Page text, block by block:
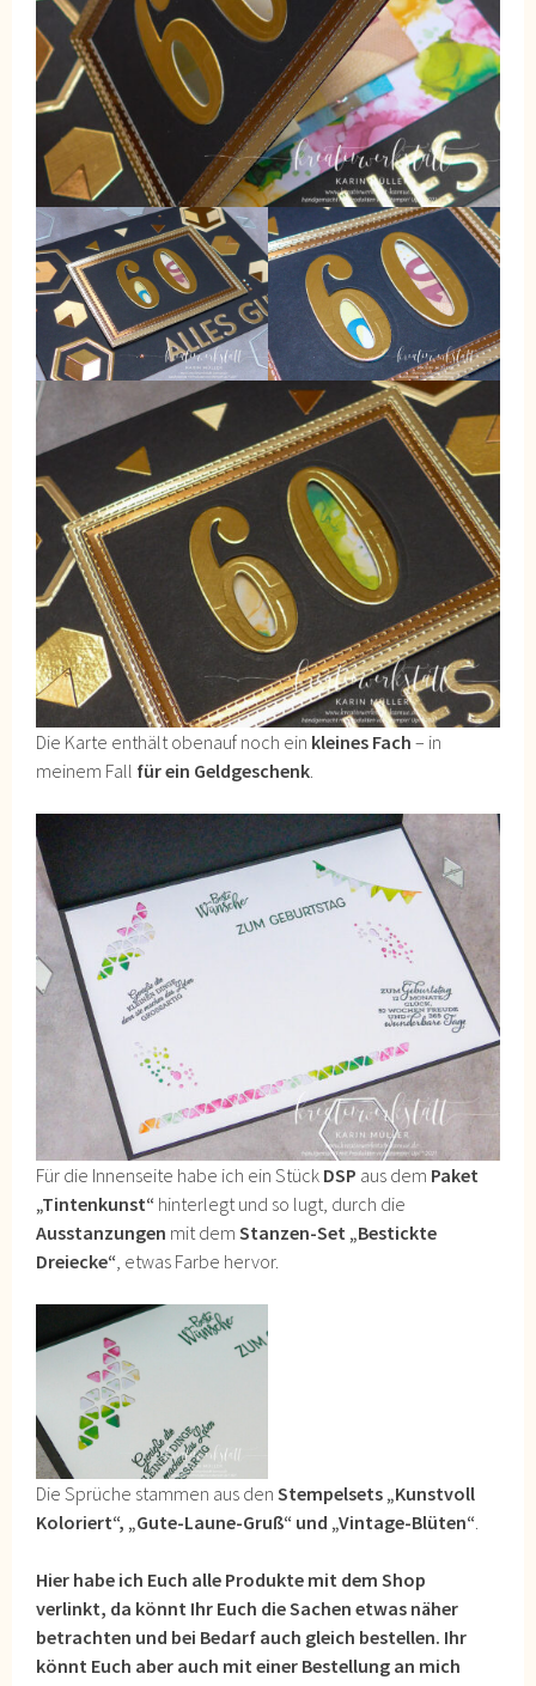
Die Karte enthält obenauf noch ein kleines Fach – in
meinem Fall für ein Geldgeschenk.
Für die Innenseite habe ich ein Stück DSP aus dem Paket
„Tintenkunst“ hinterlegt und so lugt, durch die
Ausstanzungen mit demStanzen-Set „Bestickte
Dreiecke“, etwas Farbe hervor.
Die Sprüche stammen aus den Stempelsets „Kunstvoll
Koloriert“, „Gute-Laune-Gruß“ und „Vintage-Blüten“
Hier habe ich Euch alle Produkte mit dem Shop
verlinkt, da könnt Ihr Euch die Sachen etwas näher
betrachten und bei Bedarf auch gleich bestellen. Ihr
könnt Euch aber auch mit einer Bestellung an mich